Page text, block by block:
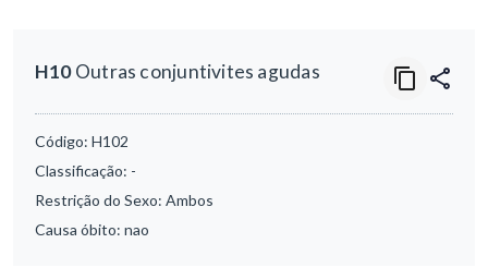
H10Outras conjuntivites agudas
Código: H102
Classificação: -
Restrição do Sexo: Ambos
Causa óbito: nao